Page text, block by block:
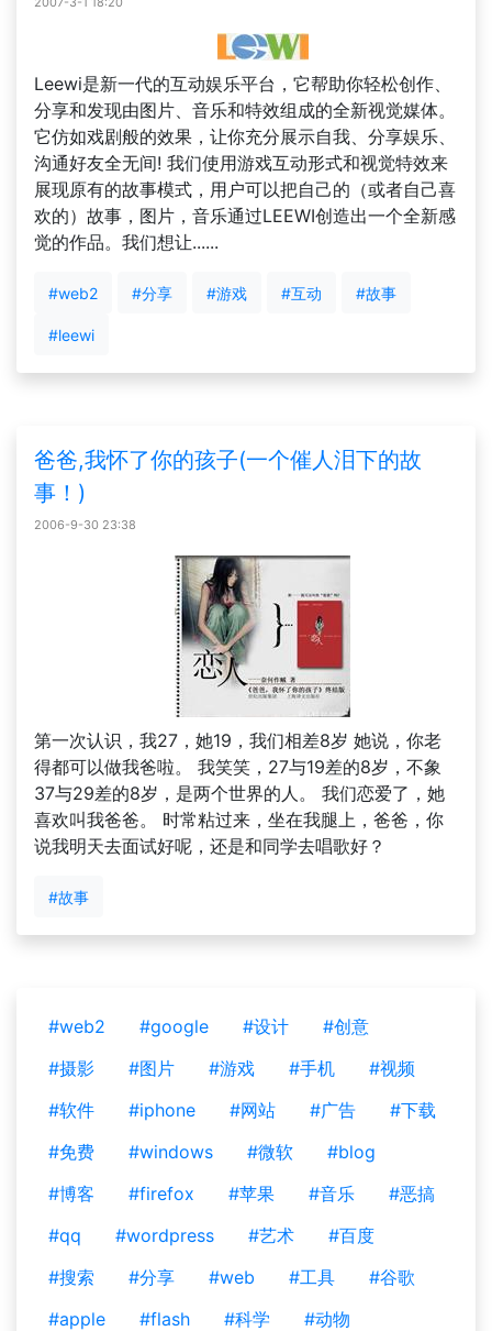
Leewi是新一代的互动娱乐平台，它帮助你轻松创作、
分享和发现由图片、音乐和特效组成的全新视觉媒体。
它仿如戏剧般的效果，让你充分展示自我、分享娱乐、
沟通好友全无间! 我们使用游戏互动形式和视觉特效来
展现原有的故事模式，用户可以把自己的（或者自己喜
欢的）故事，图片，音乐通过LEEWI创造出一个全新感
觉的作品。我们想让......
#web2 #分享 #游戏 #互动 #故事
#leewi
爸爸,我怀了你的孩子(一个催人泪下的故
事！)
2006-9-30 23:38
第一次认识，我27，她19，我们相差8岁 她说，你老
得都可以做我爸啦。 我笑笑，27与19差的8岁，不象
37与29差的8岁，是两个世界的人。 我们恋爱了，她
喜欢叫我爸爸。 时常粘过来，坐在我腿上，爸爸，你
说我明天去面试好呢，还是和同学去唱歌好？
#故事
#web2 #google #设计
#创意
#摄影
#图片 #游戏 #手机
#视频
#软件
#iphone #网站 #广告
#下载
#免费
#windows #微软
#blog
#博客
#firefox #苹果 #音乐
#恶搞
#qq
#wordpress #艺术
#百度
#搜索
#分享 #web #工具
#谷歌
#apple
#flash #科学
#动物